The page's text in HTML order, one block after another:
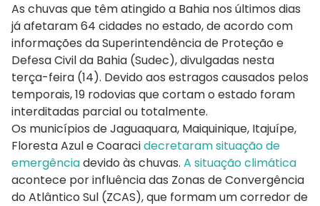
As chuvas que têm atingido a Bahia nos últimos dias
já afetaram 64 cidades no estado, de acordo com
informações da Superintendência de Proteção e
Defesa Civil da Bahia (Sudec), divulgadas nesta
terça-feira (14). Devido aos estragos causados pelos
temporais, 19 rodovias que cortam o estado foram
interditadas parcial ou totalmente.
Os municípios de Jaguaquara, Maiquinique, Itajuípe,
Floresta Azul e Coaracidecretaram situação de
emergênciadevido às chuvas. A situação climática
acontece por influência das Zonas de Convergência
do Atlântico Sul (ZCAS), que formam um corredor de